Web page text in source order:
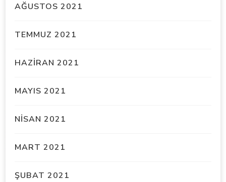
AĞUSTOS 2021
TEMMUZ 2021
HAZIRAN 2021
MAYIS 2021
NISAN 2021
MART 2021
ŞUBAT 2021